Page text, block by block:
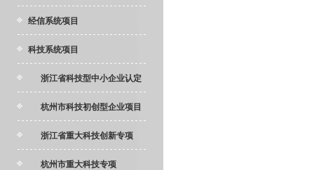
经信系统项目
科技系统项目
浙江省科技型中小企业认定
杭州市科技初创型企业项目
浙江省重大科技创新专项
杭州市重大科技专项